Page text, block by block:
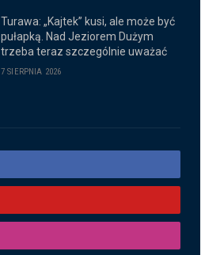
Turawa: „Kajtek” kusi, ale może być
pułapką. Nad Jeziorem Dużym
trzeba teraz szczególnie uważać
7 SIERPNIA 2026